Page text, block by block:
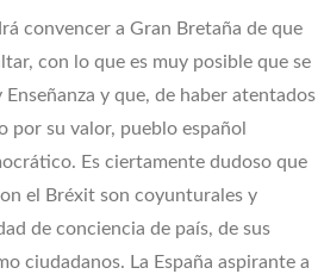
convencer a Gran Bretaña de que
con lo que es muy posible que se
y que, de haber atentados
su valor, pueblo español
Es ciertamente dudoso que
el Bréxit son coyunturales y
de conciencia de país, de sus
ciudadanos. La España aspirante a